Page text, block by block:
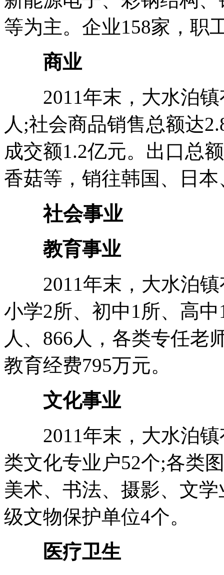
等为主。企业158家，职
商业
2011年末，大水泊镇
人;社会商品销售总额达
成交额1.2亿元。出口总
香菇等，销往韩国、日
社会事业
教育事业
2011年末，大水泊镇
小学2所、初中1所、高
人、866人，各类专任老
教育经费795万元。
文化事业
2011年末，大水泊镇
类文化专业户52个;各类
美术、书法、摄影、文
级文物保护单位4个。
医疗卫生